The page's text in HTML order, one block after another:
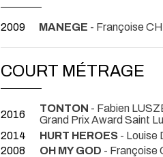
2009 MANEGE - Françoise
COURT MÉTRAGE
2016 TONTON - Fabien
Grand Prix Award Saint
2014
HURT HEROES - Louise
2008
OH MY GOD - Françoise